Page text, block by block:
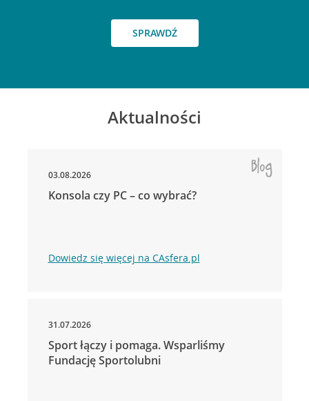
SPRAWDŹ
Aktualności
03.08.2026
Konsola czy PC – co wybrać?
Dowiedz się więcej na CAsfera.pl
31.07.2026
Sport łączy i pomaga. Wsparliśmy
Fundację Sportolubni